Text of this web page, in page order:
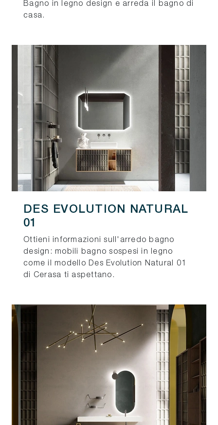
Bagno in legno design e arreda il bagno di
casa.
DES EVOLUTION NATURAL
01
Ottieni informazioni sull'arredo bagno
design: mobili bagno sospesi in legno
come il modello Des Evolution Natural 01
di Cerasa ti aspettano.